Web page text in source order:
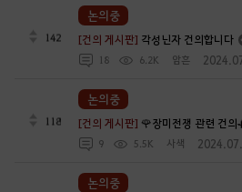
142 [건의 게시판] 각성닌자 건의합니다
18 6.2K 암흔
논의중
118 [건의 게시판] 🌹장미전쟁 관련 건의
9 5.5K 사색
논의중
논의중